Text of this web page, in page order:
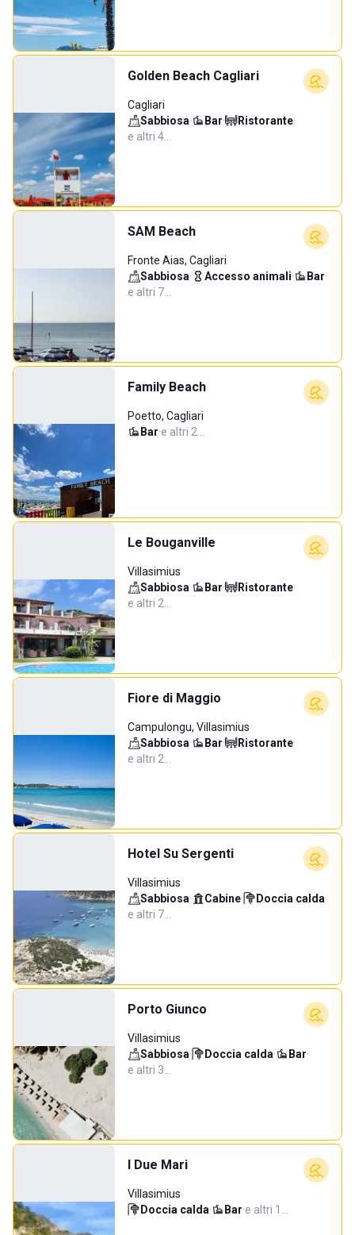
Golden Beach Cagliari
Cagliari
Sabbiosa· Bar· Ristorante·
e altri 4…
SAM Beach
Fronte Aias, Cagliari
Sabbiosa· Accesso animali· Bar·
e altri 7…
Family Beach
Poetto, Cagliari
Bar·e altri 2…
Le Bouganville
Villasimius
Sabbiosa· Bar· Ristorante·
e altri 2…
Fiore di Maggio
Campulongu, Villasimius
Sabbiosa· Bar· Ristorante·
e altri 2…
Hotel Su Sergenti
Villasimius
Sabbiosa· Cabine· Doccia calda·
e altri 7…
Porto Giunco
Villasimius
Sabbiosa· Doccia calda· Bar·
e altri 3…
I Due Mari
Villasimius
Doccia calda· Bar·e altri 1…